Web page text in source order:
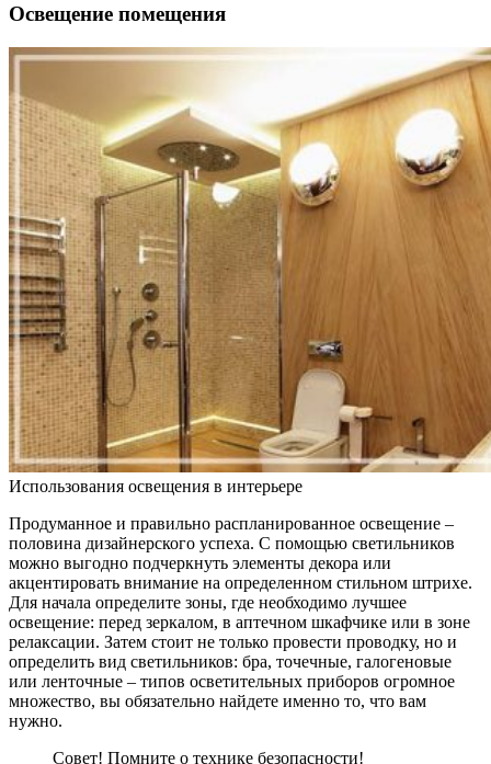
Освещение помещения
Использования освещения в интерьере
Продуманное и правильно распланированное освещение –
половина дизайнерского успеха. С помощью светильников
можно выгодно подчеркнуть элементы декора или
акцентировать внимание на определенном стильном штрихе.
Для начала определите зоны, где необходимо лучшее
освещение: перед зеркалом, в аптечном шкафчике или в зоне
релаксации. Затем стоит не только провести проводку, но и
определить вид светильников: бра, точечные, галогеновые
или ленточные – типов осветительных приборов огромное
множество, вы обязательно найдете именно то, что вам
нужно.
Совет! Помните о технике безопасности!